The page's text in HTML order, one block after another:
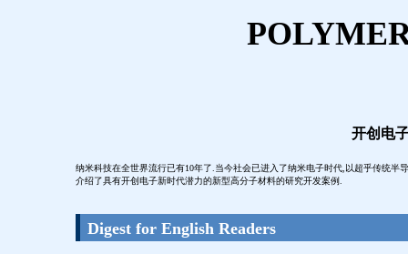
开创电
纳米科技在全世界流行已有10年了.当今社会已进入了纳米电子时代,以超乎传统
介绍了具有开创电子新时代潜力的新型高分子材料的研究开发案例.
Digest for English Readers